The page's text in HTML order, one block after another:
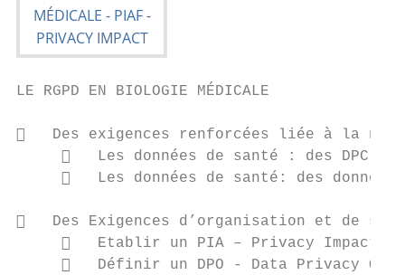
LE RGPD EN BIOLOGIE MÉDICALE
   Des exigences renforcées liée à la
   Les données de santé : des DPC -
   Les données de santé: des
   Des Exigences d’organisation et de
   Etablir un PIA – Privacy Impact
   Définir un DPO - Data Privacy